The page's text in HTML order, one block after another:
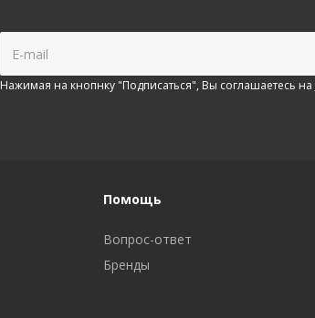
Нажимая на кнопнку "Подписаться", Вы соглашаетесь на
Помощь
Вопрос-ответ
Бренды